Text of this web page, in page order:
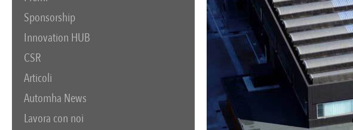
Sponsorship
Innovation HUB
CSR
Articoli
Automha News
Lavora con noi